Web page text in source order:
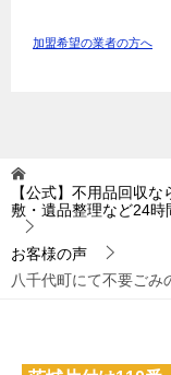
加盟希望の業者の方へ
【公式】不用品回収
敷・遺品整理など24時
お客様の声
八千代町にて不要ご